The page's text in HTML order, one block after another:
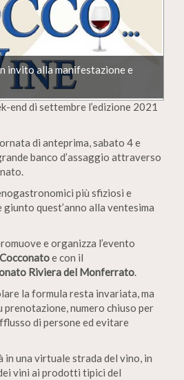
invito alla manifestazione e
end di settembre l’edizione 2021
di anteprima, sabato 4 e
banco d’assaggio attraverso
più sfiziosi e
quest’anno alla ventesima
e organizza l’evento
e con il
Riviera del Monferrato.
la formula resta invariata, ma
prenotazione, numero chiuso per
di persone ed evitare
una virtuale strada del vino, in
vini ai prodotti tipici del